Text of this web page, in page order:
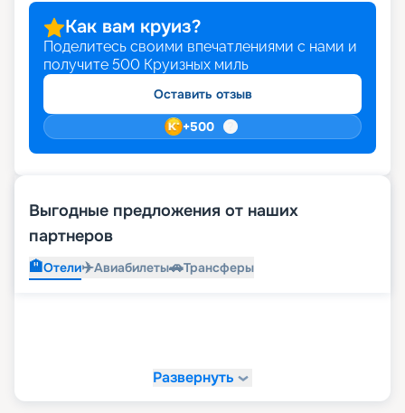
Как вам круиз?
Поделитесь своими впечатлениями с нами и
получите 500 Круизных миль
Оставить отзыв
+500
Выгодные предложения от наших
партнеров
🏨Отели✈️Авиабилеты🚗Трансферы
Развернуть